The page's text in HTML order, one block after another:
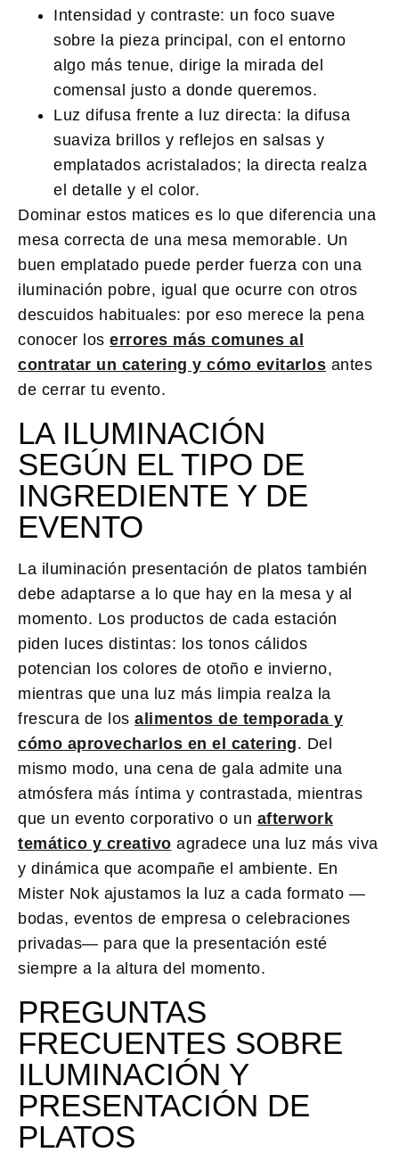
Intensidad y contraste: un foco suave
sobre la pieza principal, con el entorno
algo más tenue, dirige la mirada del
comensal justo a donde queremos.
Luz difusa frente a luz directa: la difusa
suaviza brillos y reflejos en salsas y
emplatados acristalados; la directa realza
el detalle y el color.
Dominar estos matices es lo que diferencia una
mesa correcta de una mesa memorable. Un
buen emplatado puede perder fuerza con una
iluminación pobre, igual que ocurre con otros
descuidos habituales: por eso merece la pena
conocer los errores más comunes al
contratar un catering y cómo evitarlos antes
de cerrar tu evento.
LA ILUMINACIÓN
SEGÚN EL TIPO DE
INGREDIENTE Y DE
EVENTO
La iluminación presentación de platos también
debe adaptarse a lo que hay en la mesa y al
momento. Los productos de cada estación
piden luces distintas: los tonos cálidos
potencian los colores de otoño e invierno,
mientras que una luz más limpia realza la
frescura de los alimentos de temporada y
cómo aprovecharlos en el catering. Del
mismo modo, una cena de gala admite una
atmósfera más íntima y contrastada, mientras
que un evento corporativo o un afterwork
temático y creativo agradece una luz más viva
y dinámica que acompañe el ambiente. En
Mister Nok ajustamos la luz a cada formato —
bodas, eventos de empresa o celebraciones
privadas— para que la presentación esté
siempre a la altura del momento.
PREGUNTAS
FRECUENTES SOBRE
ILUMINACIÓN Y
PRESENTACIÓN DE
PLATOS